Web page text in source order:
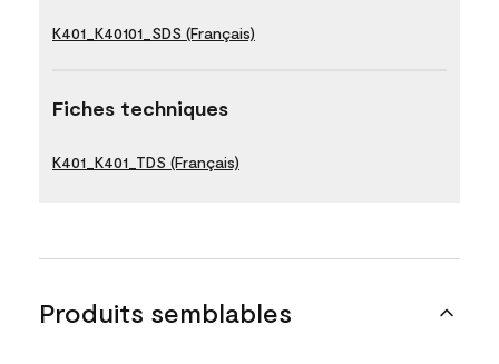
K401_K40101_SDS (Français)
Fiches techniques
K401_K401_TDS (Français)
Produits semblables